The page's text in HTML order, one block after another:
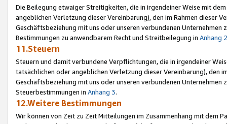
Die Beilegung etwaiger Streitigkeiten, die in irgendeiner Weise mit
angeblichen Verletzung dieser Vereinbarung), den im Rahmen dieser
Geschäftsbeziehung mit uns oder unseren verbundenen
Bestimmungen zu anwendbarem Recht und Streitbeilegung in Anhang 2
11.Steuern
Steuern und damit verbundene Verpflichtungen, die in irgendeiner
tatsächlichen oder angeblichen Verletzung dieser Vereinbarung), den
Geschäftsbeziehung mit uns oder unseren verbundenen
Steuerbestimmungen in Anhang 3.
12.Weitere Bestimmungen
Wir können von Zeit zu Zeit Mitteilungen im Zusammenhang mit dem